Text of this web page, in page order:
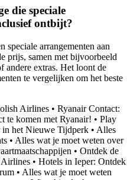
die speciale
ontbijt?
speciale arrangementen aan
prijs, samen met bijvoorbeeld
andere extras. Het loont de
te vergelijken om het beste
Airlines • Ryanair Contact:
te komen met Ryanair! • Play
het Nieuwe Tijdperk • Alles
• Alles wat je moet weten over
• Ontdek de
Airlines • Hotels in Ieper: Ontdek
• Alles wat je moet weten